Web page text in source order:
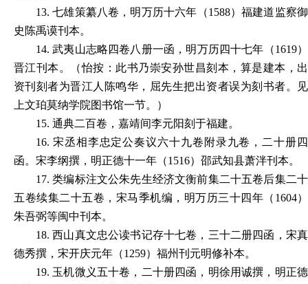
13.七雄策纂八卷，明万历十六年（1588）福建道监察御
史陈禹谟刊本。
14.武夷山志略四卷八册一函，明万历四十七年（1619）
晋江刊本。（怡按：此书乃崇安孙世昌刻本，算是建本，出
资刊刻者为晋江人陈鸣华，屈先生把出资者误为刻书者。见
上文珀莫纳学院图书馆一节。）
15. 通典二百卷，嘉靖间李元阳刻于福建。
16. 宋丞相李忠定公奏议六十九卷附录九卷，二十册四
函。宋李纲撰，明正德十一年（1516）邵武知县萧泮刊本。
17.类编标注文公朱先生经济文衡前集二十五卷后集二十
五卷续集二十五卷，宋马季机编，明万历三十四年（1604）
朱吾弼等闽中刊本。
18.西山真文忠公读书记存十七卷，三十二册四函，宋真
德秀撰，宋开庆元年（1259）福州刊元明修补本。
19. 玉机微义五十卷，二十册四函，明徐用诚撰，明正德